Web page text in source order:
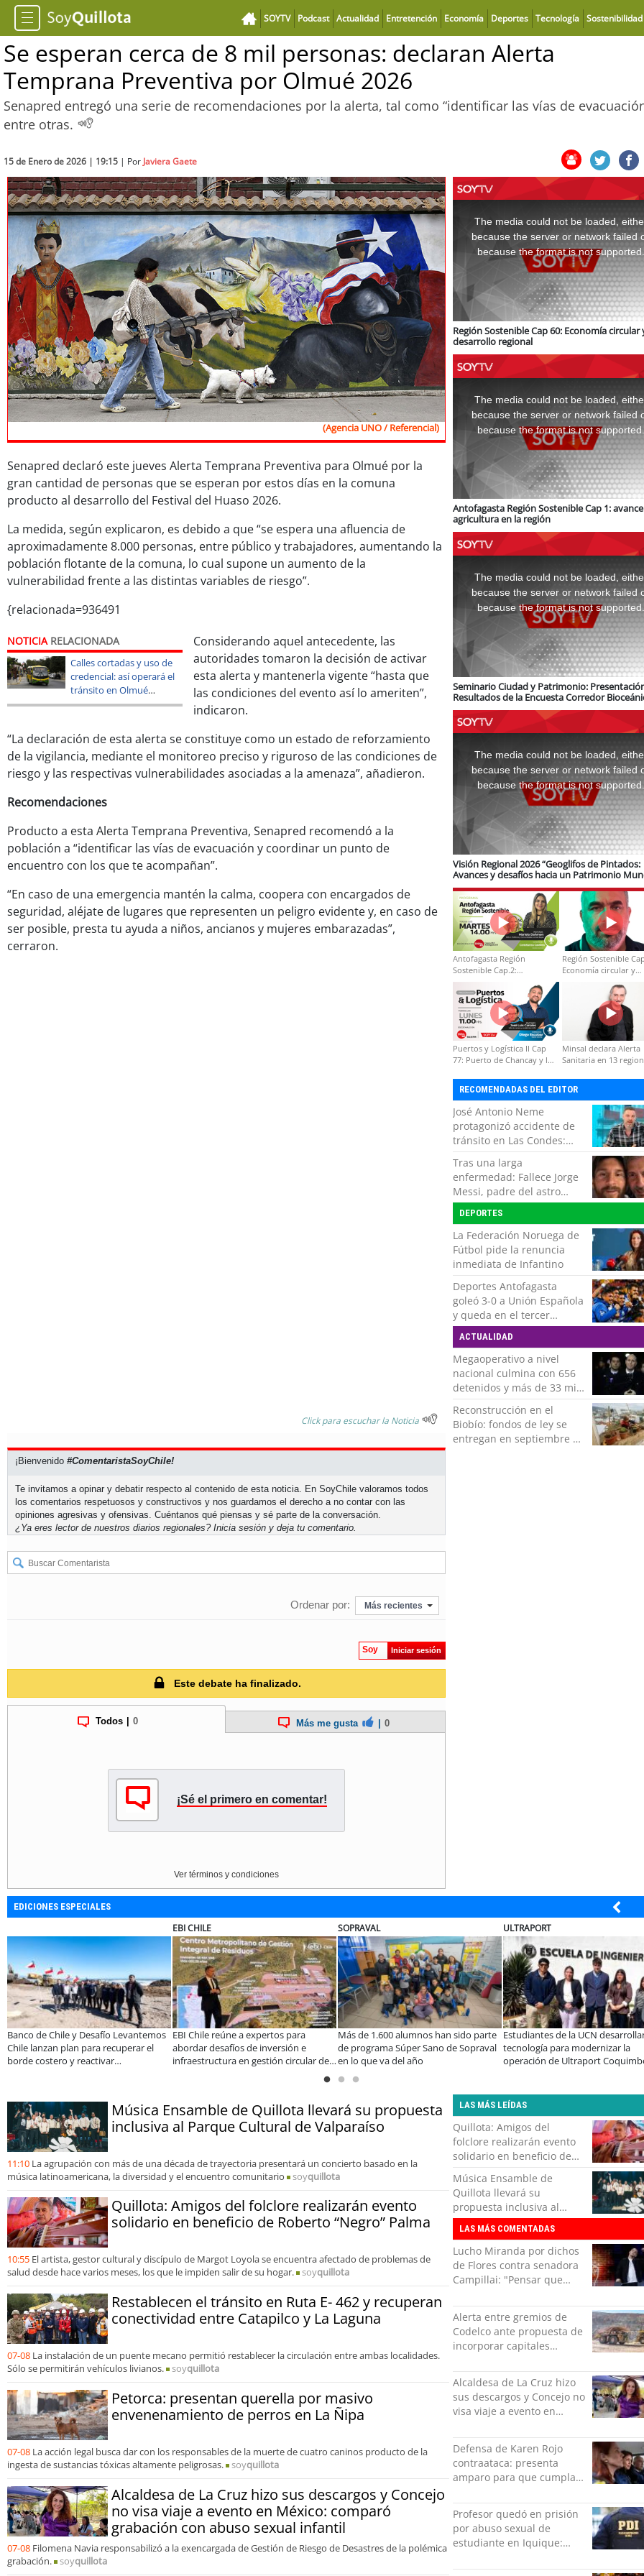
SOYTV Podcast Actualidad Entretención Economía Deportes Tecnología Sostenibilidad
Se esperan cerca de 8 mil personas: declaran Alerta
Temprana Preventiva por Olmué 2026
Senapred entregó una serie de recomendaciones por la alerta, tal como “identificar las vías de
entre otras.
15 de Enero de 2026 | 19:15 | Por Javiera Gaete
(Agencia UNO / Referencial)
Senapred declaró este jueves Alerta Temprana Preventiva para Olmué por la
gran cantidad de personas que se esperan por estos días en la comuna
producto al desarrollo del Festival del Huaso 2026.
La medida, según explicaron, es debido a que “se espera una afluencia de
aproximadamente 8.000 personas, entre público y trabajadores, aumentando la
población flotante de la comuna, lo cual supone un aumento de la
vulnerabilidad frente a las distintas variables de riesgo”.
{relacionada=936491
NOTICIARELACIONADA
Calles cortadas y uso de
credencial: así operará el
tránsito en Olmué
durante el Festival del
Considerando aquel antecedente, las
autoridades tomaron la decisión de activar
esta alerta y mantenerla vigente “hasta que
las condiciones del evento así lo ameriten”,
indicaron.
“La declaración de esta alerta se constituye como un estado de reforzamiento
de la vigilancia, mediante el monitoreo preciso y riguroso de las condiciones de
riesgo y las respectivas vulnerabilidades asociadas a la amenaza”, añadieron.
Recomendaciones
Producto a esta Alerta Temprana Preventiva, Senapred recomendó a la
población a “identificar las vías de evacuación y coordinar un punto de
encuentro con los que te acompañan”.
“En caso de una emergencia mantén la calma, coopera con encargados de
seguridad, aléjate de lugares que representen un peligro evidente y, en caso de
ser posible, presta tu ayuda a niños, ancianos y mujeres embarazadas”,
cerraron.
Click para escuchar la Noticia
¡Bienvenido #ComentaristaSoyChile!
Te invitamos a opinar y debatir respecto al contenido de esta noticia. En SoyChile valoramos todos
los comentarios respetuosos y constructivos y nos guardamos el derecho a no contar con las
opiniones agresivas y ofensivas. Cuéntanos qué piensas y sé parte de la conversación.
¿Ya eres lector de nuestros diarios regionales? Inicia sesión y deja tu comentario.
Ordenar por: Más recientes
Soy Iniciar sesión
Este debate ha finalizado.
Todos 0 Más me gusta 0
¡Sé el primero en comentar!
Ver términos y condiciones
window.
The media could not be loaded,
because the server or network failed
because the format is not supported.
Región Sostenible Cap 60: Economía circular
desarrollo regional
window.
The media could not be loaded,
because the server or network failed
because the format is not supported.
Antofagasta Región Sostenible Cap 1:
agricultura en la región
window.
The media could not be loaded,
because the server or network failed
because the format is not supported.
Seminario Ciudad y Patrimonio:
Resultados de la Encuesta Corredor
logística e infraestructura ferroviaria
window.
The media could not be loaded,
because the server or network failed
because the format is not supported.
Visión Regional 2026 “Geoglifos de Pintados:
Avances y desafíos hacia un Patrimonio
de Unesco”
Antofagasta Región
Sostenible Cap.2:
Educación ambiental y
formación de capacidades
técnicas
Región Sostenible
Economía circular y
Puertos y Logística II Cap
77: Puerto de Chancay y la
Minsal declara Alerta
Sanitaria en 13
RECOMENDADAS DEL EDITOR
José Antonio Neme
protagonizó accidente de
tránsito en Las Condes:
Colisionó con un
motociclista
Tras una larga
enfermedad: Fallece Jorge
Messi, padre del astro
argentino
DEPORTES
La Federación Noruega de
Fútbol pide la renuncia
inmediata de Infantino
Deportes Antofagasta
goleó 3-0 a Unión Española
y queda en el tercer
puesto de la Liga del
Ascenso
ACTUALIDAD
Megaoperativo a nivel
nacional culmina con 656
detenidos y más de 33 mil
controles realizados
Reconstrucción en el
Biobío: fondos de ley se
entregan en septiembre y
EDICIONES ESPECIALES
Banco de Chile y Desafío Levantemos
Chile lanzan plan para recuperar el
borde costero y reactivar
EBI CHILE
EBI Chile reúne a expertos para
abordar desafíos de inversión e
infraestructura en gestión circular de
SOPRAVAL
Más de 1.600 alumnos han sido parte
de programa Súper Sano de Sopraval
en lo que va del año
ULTRAPORT
Estudiantes de la UCN
tecnología para modernizar la
operación de Ultraport
Música Ensamble de Quillota llevará su propuesta
inclusiva al Parque Cultural de Valparaíso
11:10 La agrupación con más de una década de trayectoria presentará un concierto basado en la
música latinoamericana, la diversidad y el encuentro comunitario
soyquillota
Quillota: Amigos del folclore realizarán evento
solidario en beneficio de Roberto “Negro” Palma
10:55 El artista, gestor cultural y discípulo de Margot Loyola se encuentra afectado de problemas de
salud desde hace varios meses, los que le impiden salir de su hogar.
soyquillota
Restablecen el tránsito en Ruta E- 462 y recuperan
conectividad entre Catapilco y La Laguna
07-08 La instalación de un puente mecano permitió restablecer la circulación entre ambas localidades.
Sólo se permitirán vehículos livianos.
soyquillota
Petorca: presentan querella por masivo
envenenamiento de perros en La Ñipa
07-08 La acción legal busca dar con los responsables de la muerte de cuatro caninos producto de la
ingesta de sustancias tóxicas altamente peligrosas.
soyquillota
Alcaldesa de La Cruz hizo sus descargos y Concejo
no visa viaje a evento en México: comparó
grabación con abuso sexual infantil
07-08 Filomena Navia responsabilizó a la exencargada de Gestión de Riesgo de Desastres de la polémica
grabación.
soyquillota
LAS MÁS LEÍDAS
Quillota: Amigos del
folclore realizarán evento
solidario en beneficio de
Roberto “Negro” Palma
Música Ensamble de
Quillota llevará su
propuesta inclusiva al
Parque Cultural de
Valparaíso
LAS MÁS COMENTADAS
Lucho Miranda por dichos
de Flores contra senadora
Campillai: "Pensar que
es una forma de quitar
dignidad"
Alerta entre gremios de
Codelco ante propuesta de
incorporar capitales
Alcaldesa de La Cruz hizo
sus descargos y Concejo no
visa viaje a evento en
grabación con abuso
sexual infantil
Defensa de Karen Rojo
contraataca: presenta
amparo para que cumpla
libertad
Profesor quedó en prisión
por abuso sexual de
estudiante en Iquique: